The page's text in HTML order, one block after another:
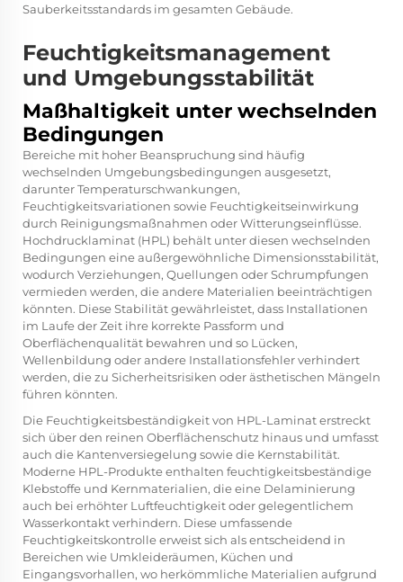
Sauberkeitsstandards im gesamten Gebäude.
Feuchtigkeitsmanagement
und Umgebungsstabilität
Maßhaltigkeit unter wechselnden
Bedingungen
Bereiche mit hoher Beanspruchung sind häufig
wechselnden Umgebungsbedingungen ausgesetzt,
darunter Temperaturschwankungen,
Feuchtigkeitsvariationen sowie Feuchtigkeitseinwirkung
durch Reinigungsmaßnahmen oder Witterungseinflüsse.
Hochdrucklaminat (HPL) behält unter diesen wechselnden
Bedingungen eine außergewöhnliche Dimensionsstabilität,
wodurch Verziehungen, Quellungen oder Schrumpfungen
vermieden werden, die andere Materialien beeinträchtigen
könnten. Diese Stabilität gewährleistet, dass Installationen
im Laufe der Zeit ihre korrekte Passform und
Oberflächenqualität bewahren und so Lücken,
Wellenbildung oder andere Installationsfehler verhindert
werden, die zu Sicherheitsrisiken oder ästhetischen Mängeln
führen könnten.
Die Feuchtigkeitsbeständigkeit von HPL-Laminat erstreckt
sich über den reinen Oberflächenschutz hinaus und umfasst
auch die Kantenversiegelung sowie die Kernstabilität.
Moderne HPL-Produkte enthalten feuchtigkeitsbeständige
Klebstoffe und Kernmaterialien, die eine Delaminierung
auch bei erhöhter Luftfeuchtigkeit oder gelegentlichem
Wasserkontakt verhindern. Diese umfassende
Feuchtigkeitskontrolle erweist sich als entscheidend in
Bereichen wie Umkleideräumen, Küchen und
Eingangsvorhallen, wo herkömmliche Materialien aufgrund